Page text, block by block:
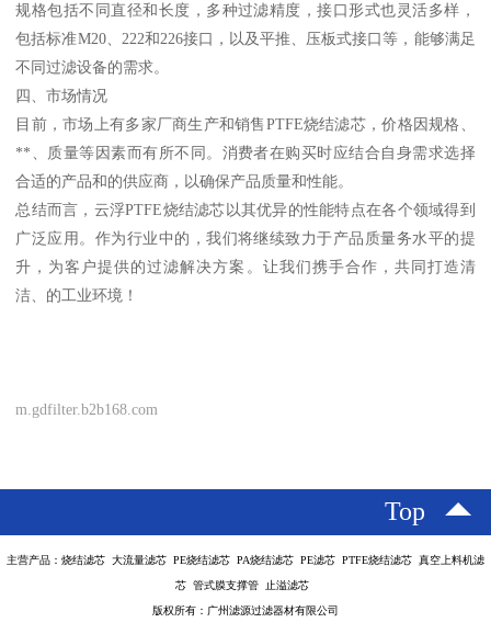
规格包括不同直径和长度，多种过滤精度，接口形式也灵活多样，
包括标准M20、222和226接口，以及平推、压板式接口等，能够满足
不同过滤设备的需求。
四、市场情况
目前，市场上有多家厂商生产和销售PTFE烧结滤芯，价格因规格、
**、质量等因素而有所不同。消费者在购买时应结合自身需求选择
合适的产品和的供应商，以确保产品质量和性能。
总结而言，云浮PTFE烧结滤芯以其优异的性能特点在各个领域得到
广泛应用。作为行业中的，我们将继续致力于产品质量务水平的提
升，为客户提供的过滤解决方案。让我们携手合作，共同打造清
洁、的工业环境！
m.gdfilter.b2b168.com
Top
主营产品：烧结滤芯 大流量滤芯 PE烧结滤芯 PA烧结滤芯 PE滤芯 PTFE烧结滤芯 真空上料机滤
芯 管式膜支撑管 止溢滤芯
版权所有：广州滤源过滤器材有限公司